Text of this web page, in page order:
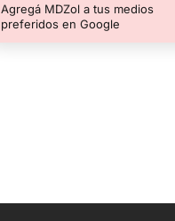
Agregá MDZol a tus medios
preferidos en Google